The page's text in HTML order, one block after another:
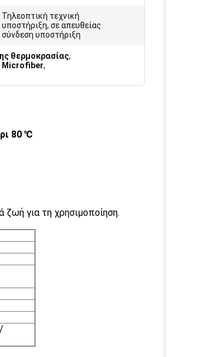
Τηλεοπτική τεχνική
υποστήριξη, σε απευθείας
σύνδεση υποστήριξη
θερμοκρασίας,
Microfiber,
80 ℃
για τη χρησιμοποίηση.